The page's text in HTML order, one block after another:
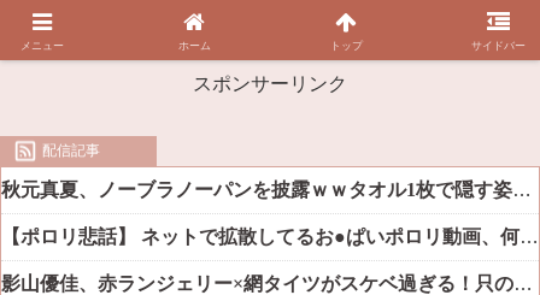
スポンサーリンク
配信記事
秋元真夏、ノーブラノーパンを披露ｗｗタオル1枚で隠す姿がほぼA●女優・・
【ポロリ悲話】 ネットで拡散してるお●ぱいポロリ動画、何故か叩かれる・・・
影山優佳、赤ランジェリー×網タイツがスケベ過ぎる！只の痴女だろ・・・
メニュー ホーム トップ サイドバー